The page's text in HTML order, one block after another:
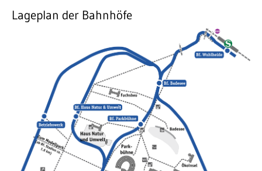
Lageplan der Bahnhöfe